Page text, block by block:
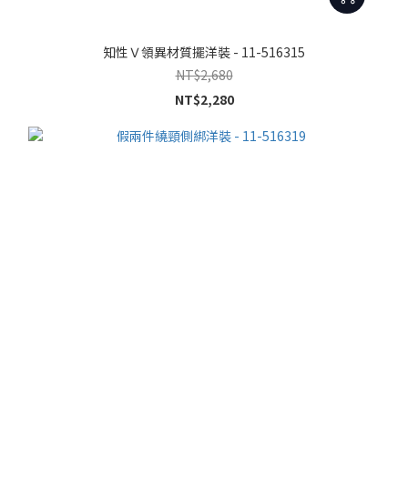
知性Ｖ領異材質擺洋裝 - 11-516315
NT$2,680
NT$2,280